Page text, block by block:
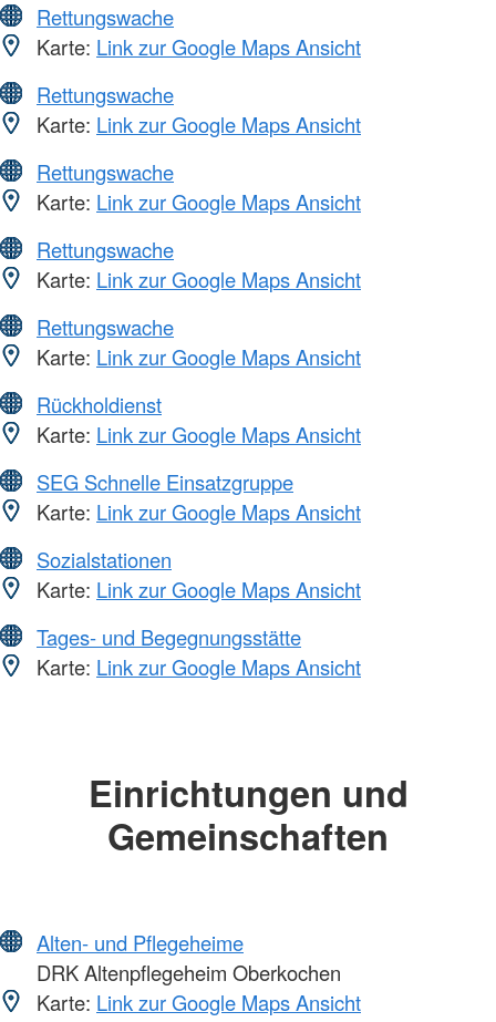
Rettungswache
Karte: Link zur Google Maps Ansicht
Rettungswache
Karte: Link zur Google Maps Ansicht
Rettungswache
Karte: Link zur Google Maps Ansicht
Rettungswache
Karte: Link zur Google Maps Ansicht
Rettungswache
Karte: Link zur Google Maps Ansicht
Rückholdienst
Karte: Link zur Google Maps Ansicht
SEG Schnelle Einsatzgruppe
Karte: Link zur Google Maps Ansicht
Sozialstationen
Karte: Link zur Google Maps Ansicht
Tages- und Begegnungsstätte
Karte: Link zur Google Maps Ansicht
Einrichtungen und
Gemeinschaften
Alten- und Pflegeheime
DRK Altenpflegeheim Oberkochen
Karte: Link zur Google Maps Ansicht